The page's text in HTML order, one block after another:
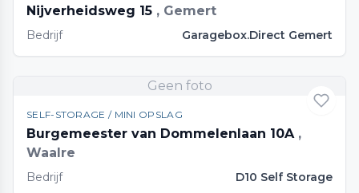
Nijverheidsweg 15 , Gemert
Bedrijf Garagebox.Direct Gemert
Geen foto
SELF-STORAGE / MINI OPSLAG
Burgemeester van Dommelenlaan 10A ,
Waalre
Bedrijf D10 Self Storage